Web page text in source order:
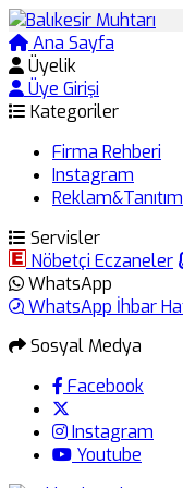
Ana Sayfa
Üyelik
Üye Girişi
Kategoriler
Firma Rehberi
Instagram
Reklam&Tanıtım
Servisler
Nöbetçi Eczaneler
WhatsApp
WhatsApp İhbar
Sosyal Medya
Facebook
Instagram
Youtube